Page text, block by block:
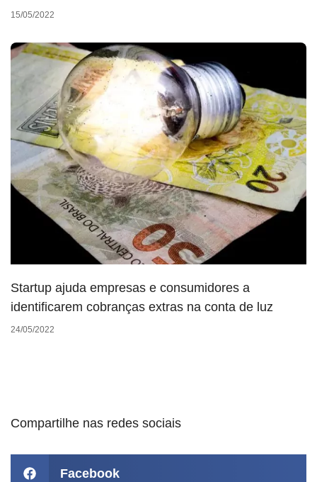
15/05/2022
Startup ajuda empresas e consumidores a
identificarem cobranças extras na conta de luz
24/05/2022
Compartilhe nas redes sociais
Facebook